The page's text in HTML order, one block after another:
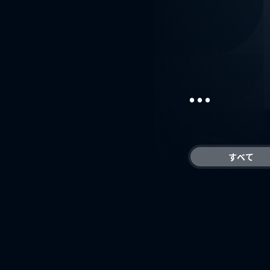
...
すべて